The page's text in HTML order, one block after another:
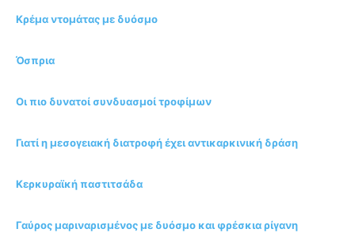
Κρέμα ντομάτας με δυόσμο
Όσπρια
Οι πιο δυνατοί συνδυασμοί τροφίμων
Γιατί η μεσογειακή διατροφή έχει αντικαρκινική δράση
Κερκυραϊκή παστιτσάδα
Γαύρος μαριναρισμένος με δυόσμο και φρέσκια ρίγανη